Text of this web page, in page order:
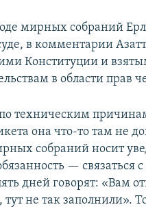
мирных собраний
в комментарии
Конституции и
в области прав
техническим
она что-то там не
собраний носит
— связаться
дней говорят: «Вам
не так заполнили».